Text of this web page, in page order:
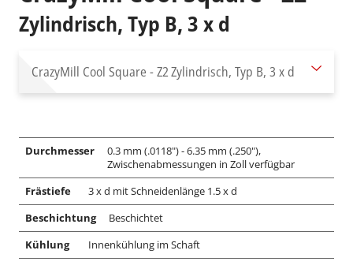
Zylindrisch, Typ B, 3 x d
CrazyMill Cool Square - Z2Zylindrisch, Typ B, 3 x d
Durchmesser
0.3 mm (.0118") - 6.35 mm (.250"),
Zwischenabmessungen in Zoll verfügbar
Frästiefe
3 x d mit Schneidenlänge 1.5 x d
Beschichtung
Beschichtet
Kühlung
Innenkühlung im Schaft